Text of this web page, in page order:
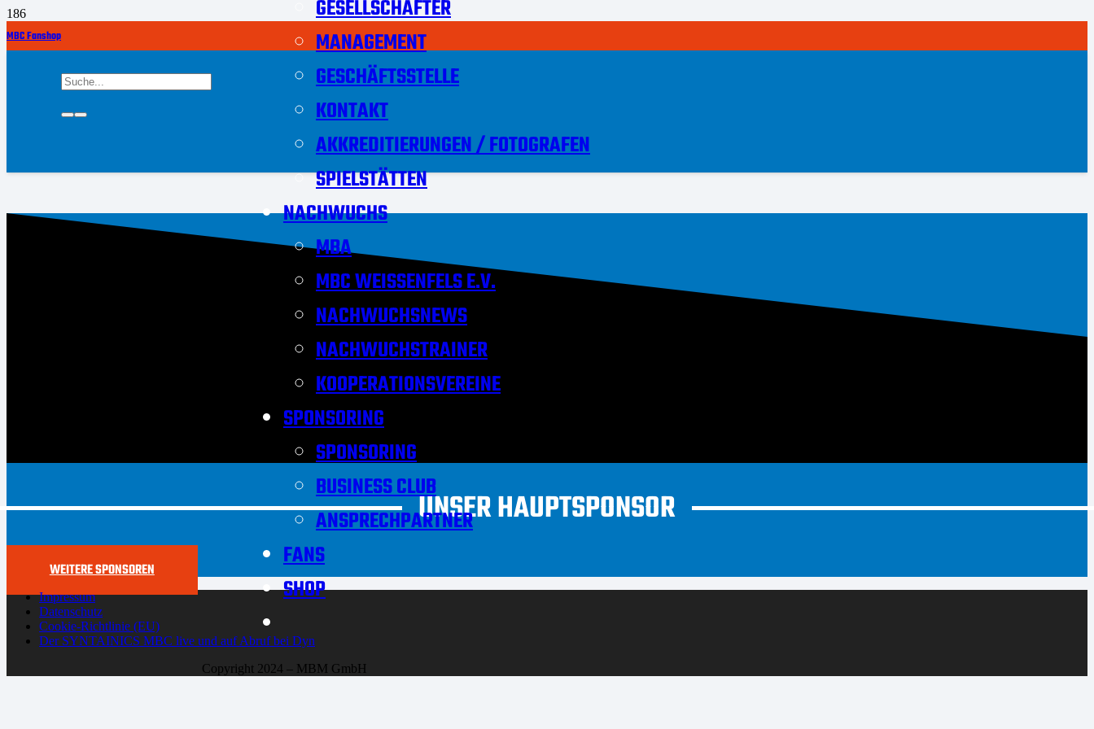
MBC Fanshop
GESELLSCHAFTER
MANAGEMENT
GESCHÄFTSSTELLE
KONTAKT
AKKREDITIERUNGEN / FOTOGRAFEN
SPIELSTÄTTEN
NACHWUCHS
MBA
MBC WEISSENFELS E.V.
NACHWUCHSNEWS
NACHWUCHSTRAINER
KOOPERATIONSVEREINE
SPONSORING
SPONSORING
BUSINESS CLUB
ANSPRECHPARTNER
FANS
SHOP
UNSER HAUPTSPONSOR
WEITERE SPONSOREN
Impressum
Datenschutz
Cookie-Richtlinie (EU)
Der SYNTAINICS MBC live und auf Abruf bei Dyn
Copyright 2024 – MBM GmbH